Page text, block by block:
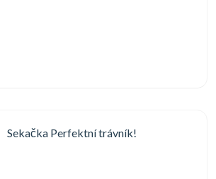
Sekačka Perfektní trávník!